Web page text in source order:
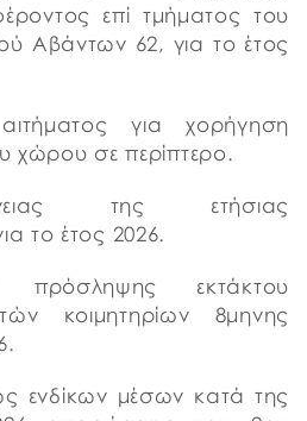
επί τμήματος του
Αβάντων 62, για το έτος
για χορήγηση
χώρου σε περίπτερο.
της ετήσιας
το έτος 2026.
πρόσληψης εκτάκτου
κοιμητηρίων 8μηνης
ενδίκων μέσων κατά της